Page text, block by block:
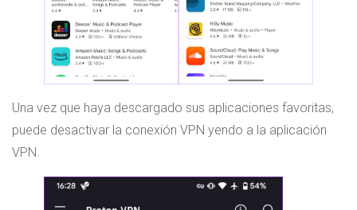
Una vez que haya descargado sus aplicaciones favoritas,
puede desactivar la conexión VPN yendo a la aplicación
VPN.